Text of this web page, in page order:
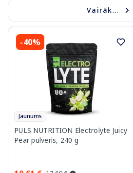
Vairāk...
-40%
Jaunums
PULS NUTRITION Electrolyte Juicy
Pear pulveris, 240 g